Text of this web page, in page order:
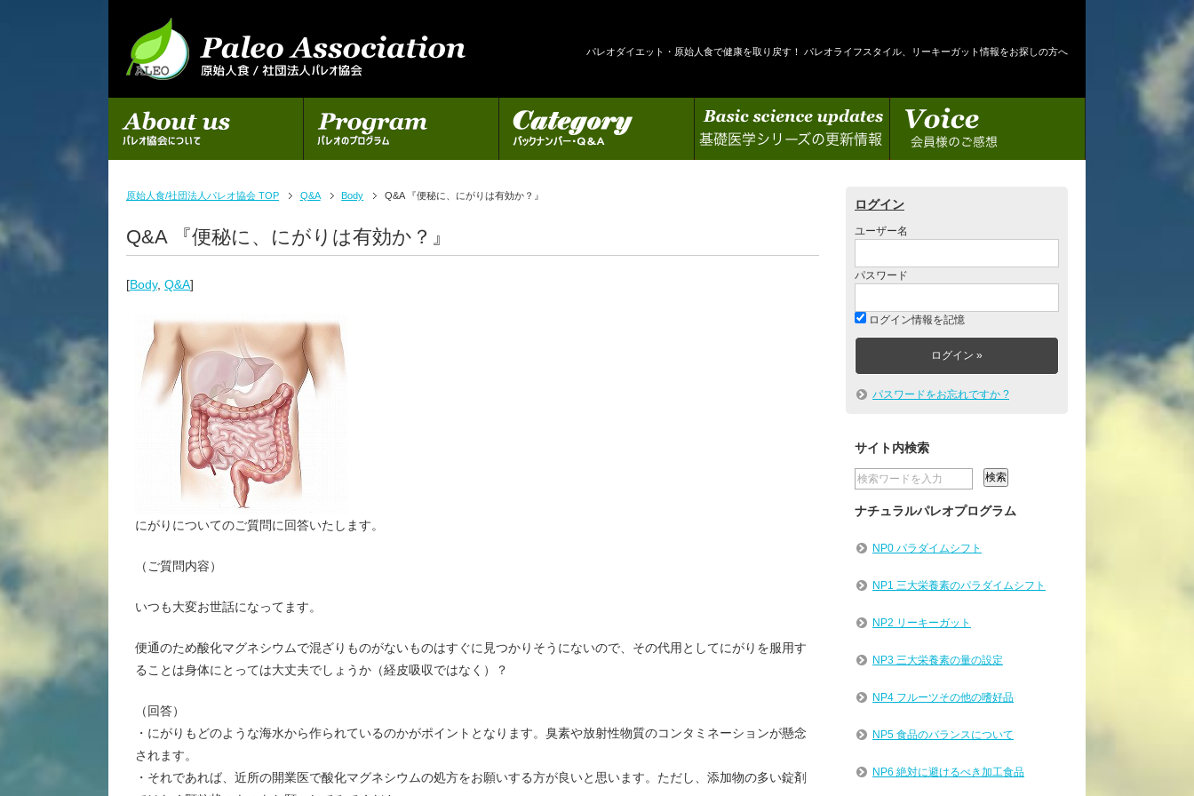
パレオダイエット・原始人食で健康を取り戻す！ パレオライフスタイル、リーキーガット情報をお探しの方へ
初めての方へ パレオのプログラム カテゴリー 基礎医学シリーズの更新情報 会員様のご感想
原始人食/社団法人パレオ協会 TOP Q&A Body Q&A 『便秘に、にがりは有効か？』
Q&A 『便秘に、にがりは有効か？』
[Body, Q&A]
にがりについてのご質問に回答いたします。
（ご質問内容）
いつも大変お世話になってます。
便通のため酸化マグネシウムで混ざりものがないものはすぐに見つかりそうにないので、その代用としてにがりを服用す
ることは身体にとっては大丈夫でしょうか（経皮吸収ではなく）？
（回答）
・にがりもどのような海水から作られているのかがポイントとなります。臭素や放射性物質のコンタミネーションが懸念
されます。
・それであれば、近所の開業医で酸化マグネシウムの処方をお願いする方が良いと思います。ただし、添加物の多い錠剤
ログイン
ユーザー名
パスワード
ログイン情報を記憶
パスワードをお忘れですか ?
サイト内検索
ナチュラルパレオプログラム
NP0 パラダイムシフト
NP1 三大栄養素のパラダイムシフト
NP2 リーキーガット
NP3 三大栄養素の量の設定
NP4 フルーツその他の嗜好品
NP5 食品のバランスについて
NP6 絶対に避けるべき加工食品